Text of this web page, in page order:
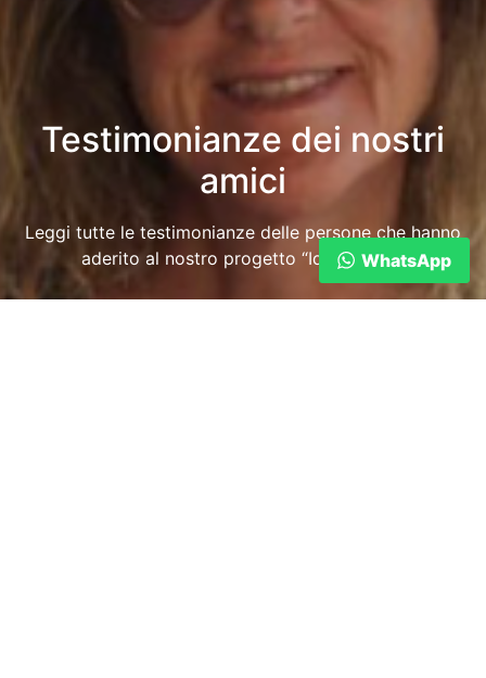
Testimonianze dei nostri
amici
Leggi tutte le testimonianze delle persone che hanno
aderito al nostro progetto “Idraceutica”WhatsApp